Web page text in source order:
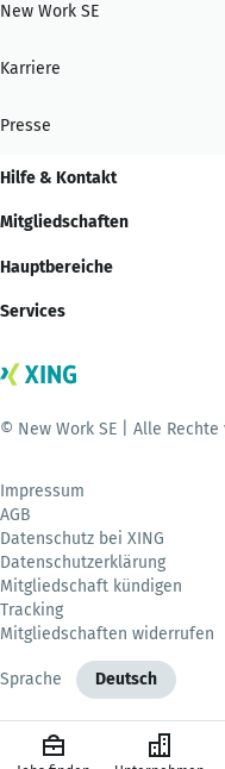
New Work SE
Karriere
Presse
Hilfe & Kontakt
Mitgliedschaften
Hauptbereiche
Services
© New Work SE | Alle
Impressum
AGB
Datenschutz bei XING
Datenschutzerklärung
Mitgliedschaft kündigen
Tracking
Mitgliedschaften widerrufen
Sprache Deutsch